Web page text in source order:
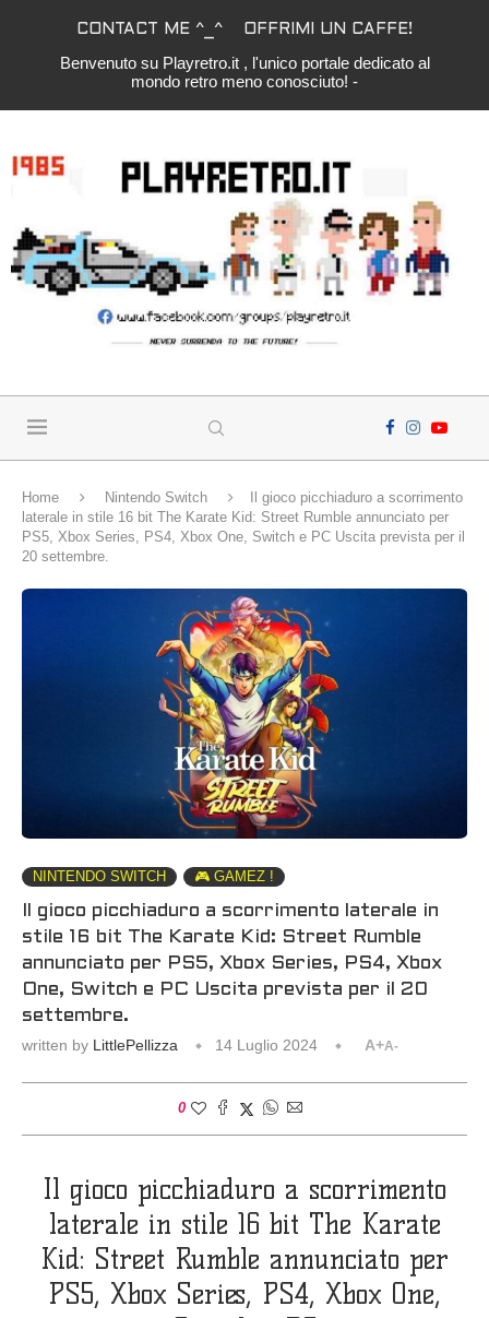
CONTACT ME ^_^ OFFRIMI UN CAFFE!
Benvenuto su Playretro.it , l'unico portale dedicato al
mondo retro meno conosciuto! -
Home Nintendo Switch
Il gioco picchiaduro a scorrimento
laterale in stile 16 bit The Karate Kid: Street Rumble annunciato per
PS5, Xbox Series, PS4, Xbox One, Switch e PC Uscita prevista per il
20 settembre.
NINTENDO SWITCH 🎮 GAMEZ !
Il gioco picchiaduro a scorrimento laterale in
stile 16 bit The Karate Kid: Street Rumble
annunciato per PS5, Xbox Series, PS4, Xbox
One, Switch e PC Uscita prevista per il 20
settembre.
written by LittlePellizza 14 Luglio 2024 A+A-
0
Il gioco picchiaduro a scorrimento
laterale in stile 16 bit The Karate
Kid: Street Rumble annunciato per
PS5, Xbox Series, PS4, Xbox One,